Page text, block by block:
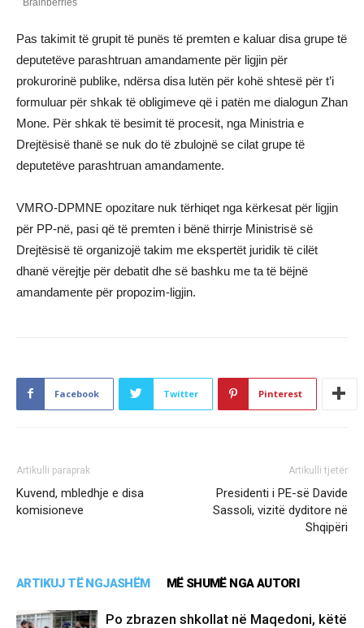
Pas takimit të grupit të punës të premten e kaluar disa grupe të
deputetëve parashtruan amandamente për ligjin për
prokurorinë publike, ndërsa disa lutën për kohë shtesë për t’i
formuluar për shkak të obligimeve që i patën me dialogun Zhan
Mone. Për shkak të besimit të procesit, nga Ministria e
Drejtësisë thanë se nuk do të zbulojnë se cilat grupe të
deputetëve parashtruan amandamente.
VMRO-DPMNE opozitare nuk tërhiqet nga kërkesat për ligjin
për PP-në, pasi që të premten i bënë thirrje Ministrisë së
Drejtësisë të organizojë takim me ekspertët juridik të cilët
dhanë vërejtje për debatit dhe së bashku me ta të bëjnë
amandamente për propozim-ligjin.
Facebook Twitter Pinterest
Artikulli paraprak
Kuvend, mbledhje e disa
komisioneve
Artikulli tjetër
Presidenti i PE-së Davide
Sassoli, vizitë dyditore në
Shqipëri
ARTIKUJ TË NGJASHËM MË SHUMË NGA AUTORI
Po zbrazen shkollat në Maqedoni, këtë